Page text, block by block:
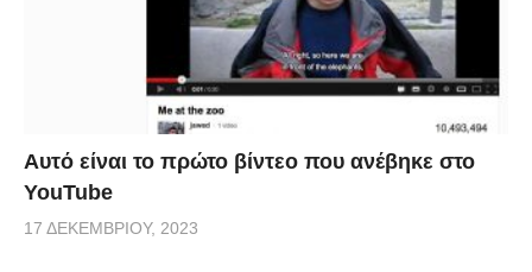
Αυτό είναι το πρώτο βίντεο που ανέβηκε στο
YouTube
17 ΔΕΚΕΜΒΡΊΟΥ, 2023